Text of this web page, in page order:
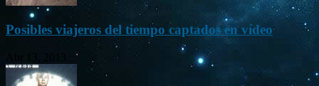
Posibles viajeros del tiempo captados en vídeo